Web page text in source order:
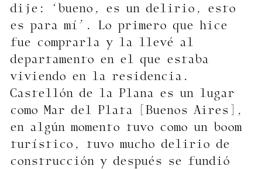
dije: ‘bueno, es un delirio, esto
es para mí’. Lo primero que hice
fue comprarla y la llevé al
departamento en el que estaba
viviendo en la residencia.
Castellón de la Plana es un lugar
como Mar del Plata [Buenos Aires],
en algún momento tuvo como un boom
turístico, tuvo mucho delirio de
construcción y después se fundió